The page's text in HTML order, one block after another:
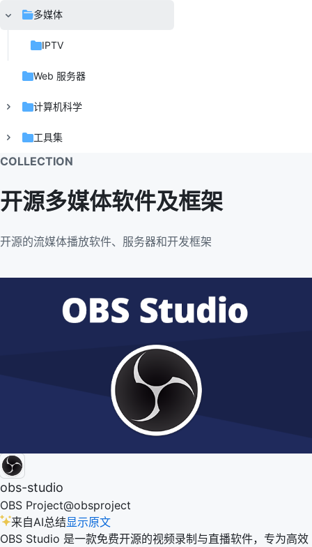
多媒体
IPTV
Web 服务器
计算机科学
工具集
COLLECTION
开源多媒体软件及框架
开源的流媒体播放软件、服务器和开发框架
obs-studio
OBS Project@obsproject
来自AI总结显示原文
OBS Studio 是一款免费开源的视频录制与直播软件，专为高效